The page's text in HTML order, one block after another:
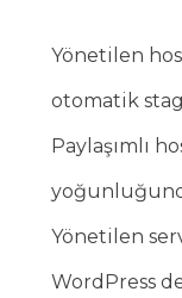
Yönetilen
otomatik
Paylaşımlı
Yönetilen
WordPress